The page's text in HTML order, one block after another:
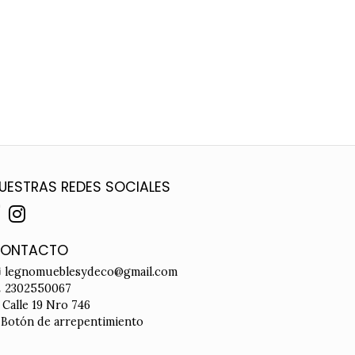
REDES SOCIALES
legnomueblesydeco@gmail.com
2302550067
Calle 19 Nro 746
de arrepentimiento